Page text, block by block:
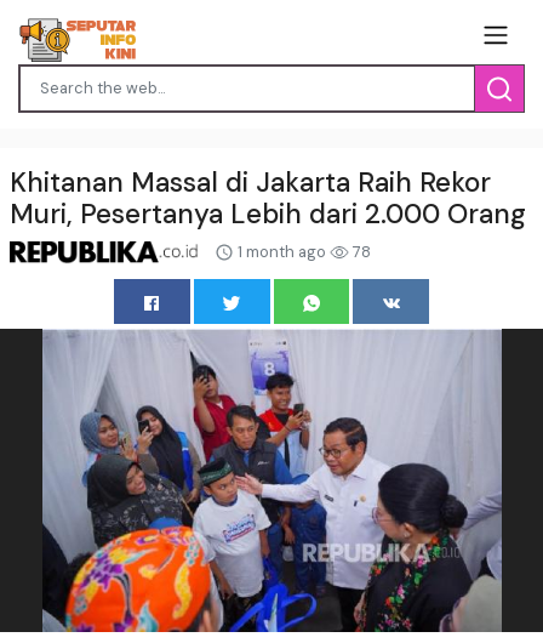
Khitanan Massal di Jakarta Raih Rekor
Muri, Pesertanya Lebih dari 2.000 Orang
1 month ago 78